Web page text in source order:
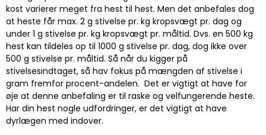
kost varierer meget fra hest til hest. Men det anbefales dog
at heste får max. 2 g stivelse pr. kg kropsvægt pr. dag og
under 1 g stivelse pr. kg kropsvægt pr. måltid. Dvs. en 500 kg
hest kan tildeles op til 1000 g stivelse pr. dag, dog ikke over
500 g stivelse pr. måltid. Så når du kigger på
stivelsesindtaget, så hav fokus på mængden af stivelse i
gram fremfor procent-andelen. Det er vigtigt at have for
øje at denne anbefaling er til raske og velfungerende heste.
Har din hest nogle udfordringer, er det vigtigt at have
dyrlægen med indover.